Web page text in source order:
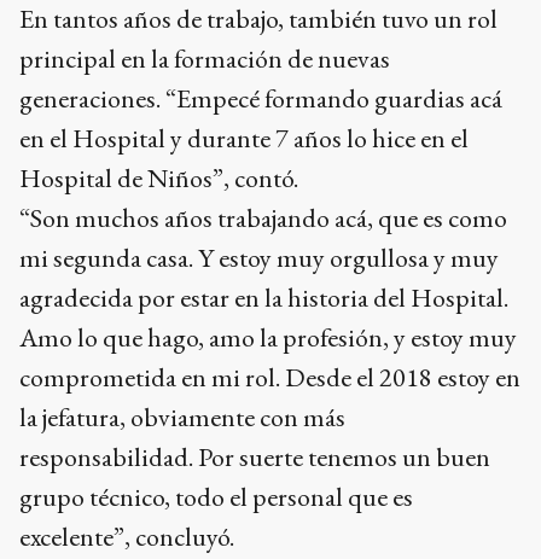
En tantos años de trabajo, también tuvo un rol
principal en la formación de nuevas
generaciones. “Empecé formando guardias acá
en el Hospital y durante 7 años lo hice en el
Hospital de Niños”, contó.
“Son muchos años trabajando acá, que es como
mi segunda casa. Y estoy muy orgullosa y muy
agradecida por estar en la historia del Hospital.
Amo lo que hago, amo la profesión, y estoy muy
comprometida en mi rol. Desde el 2018 estoy en
la jefatura, obviamente con más
responsabilidad. Por suerte tenemos un buen
grupo técnico, todo el personal que es
excelente”, concluyó.